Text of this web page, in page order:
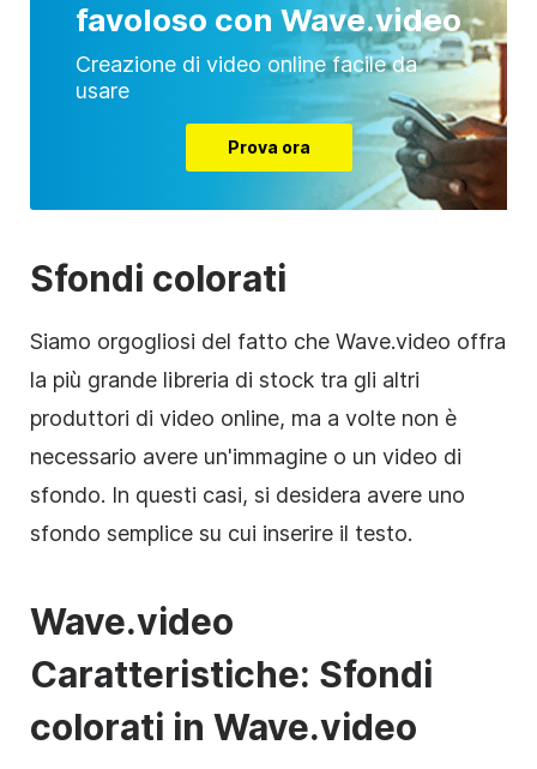
favoloso con Wave.video
Creazione di video online facile da
usare
Prova ora
Sfondi colorati
Siamo orgogliosi del fatto che Wave.video offra
la più grande libreria di stock tra gli altri
produttori di video online, ma a volte non è
necessario avere un'immagine o un video di
sfondo. In questi casi, si desidera avere uno
sfondo semplice su cui inserire il testo.
Wave.video
Caratteristiche: Sfondi
colorati in Wave.video